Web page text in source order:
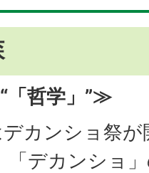
「哲学」”≫
カンショ祭
「デカンショ